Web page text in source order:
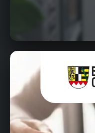
Cottenbacher